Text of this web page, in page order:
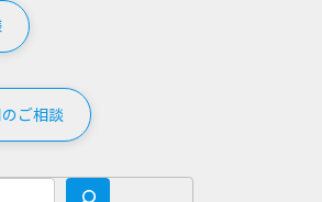
ご相談